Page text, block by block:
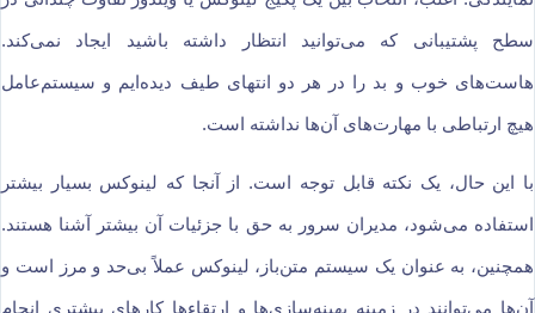
سطح پشتیبانی که می‌توانید انتظار داشته باشید ایجاد نمی‌کند.
هاست‌های خوب و بد را در هر دو انتهای طیف دیده‌ایم و سیستم‌عامل
هیچ ارتباطی با مهارت‌های آن‌ها نداشته است.
با این حال، یک نکته قابل توجه است. از آنجا که لینوکس بسیار بیشتر
استفاده می‌شود، مدیران سرور به حق با جزئیات آن بیشتر آشنا هستند.
همچنین، به عنوان یک سیستم متن‌باز، لینوکس عملاً بی‌حد و مرز است و
آن‌ها می‌توانند در زمینه بهینه‌سازی‌ها و ارتقاء‌ها کارهای بیشتری انجام